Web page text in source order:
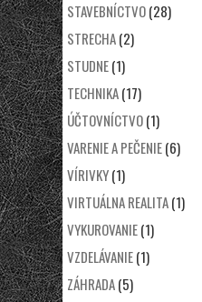
STAVEBNÍCTVO(28)
STRECHA(2)
STUDNE(1)
TECHNIKA(17)
ÚČTOVNÍCTVO(1)
VARENIE A PEČENIE(6)
VÍRIVKY(1)
VIRTUÁLNA REALITA(1)
VYKUROVANIE(1)
VZDELÁVANIE(1)
ZÁHRADA(5)